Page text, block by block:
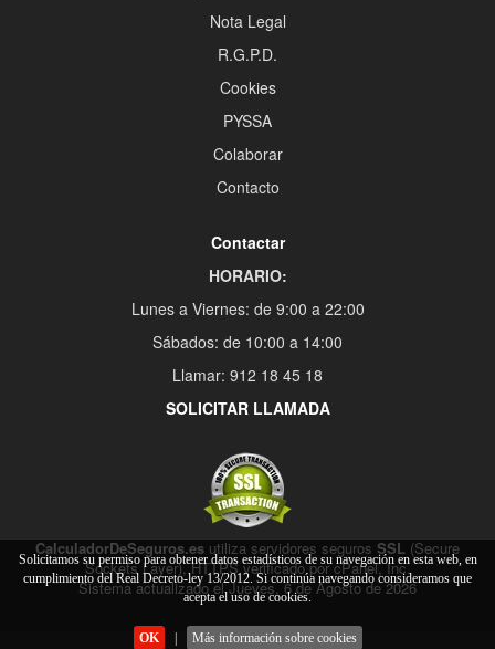
Nota Legal
R.G.P.D.
Cookies
PYSSA
Colaborar
Contacto
Contactar
HORARIO:
Lunes a Viernes: de 9:00 a 22:00
Sábados: de 10:00 a 14:00
Llamar: 912 18 45 18
SOLICITAR LLAMADA
CalculadorDeSeguros.es utiliza servidores seguros SSL (Secure
Sockets Layer), HTTPS verificado por cPanel, Inc.
Sistema actualizado el Jueves, 6 de Agosto de 2026
Solicitamos su permiso para obtener datos estadísticos de su navegación en esta web, en
cumplimiento del Real Decreto-ley 13/2012. Si continúa navegando consideramos que
acepta el uso de cookies.
OK | Más información sobre cookies